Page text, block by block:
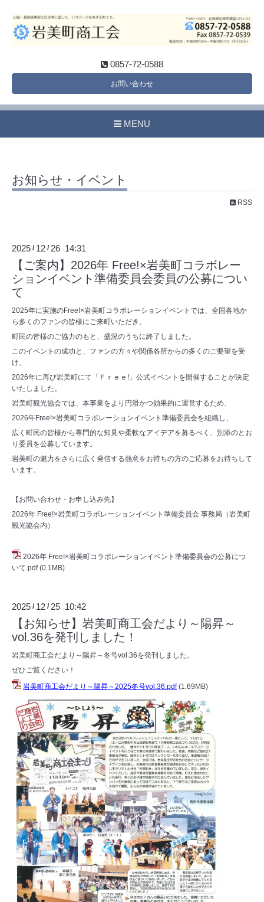
0857-72-0588
お問い合わせ
MENU
お知らせ・イベント
RSS
2025 / 12 / 26 14:31
【ご案内】2026年 Free!×岩美町コラボレー
ションイベント準備委員会委員の公募につい
て
2025年に実施のFree!×岩美町コラボレーションイベントでは、全国各地か
ら多くのファンの皆様にご来町いただき、
町民の皆様のご協力のもと、盛況のうちに終了しました。
このイベントの成功と、ファンの方々や関係各所からの多くのご要望を受
け、
2026年に再び岩美町にて「Ｆｒｅｅ!」公式イベントを開催することが決定
いたしました。
岩美町観光協会では、本事業をより円滑かつ効果的に運営するため、
2026年Free!×岩美町コラボレーションイベント準備委員会を組織し、
広く町民の皆様から専門的な知見や柔軟なアイデアを募るべく、別添のとお
り委員を公募しています。
岩美町の魅力をさらに広く発信する熱意をお持ちの方のご応募をお待ちして
います。
【お問い合わせ・お申し込み先】
2026年 Free!×岩美町コラボレーションイベント準備委員会 事務局（岩美町
観光協会内）
2026年 Free!×岩美町コラボレーションイベント準備委員会の公募につ
いて.pdf (0.1MB)
2025 / 12 / 25 10:42
【お知らせ】岩美町商工会だより～陽昇～
vol.36を発刊しました！
岩美町商工会だより～陽昇～冬号vol.36を発刊しました。
ぜひご覧ください！
岩美町商工会だより～陽昇～2025冬号vol.36.pdf (1.69MB)